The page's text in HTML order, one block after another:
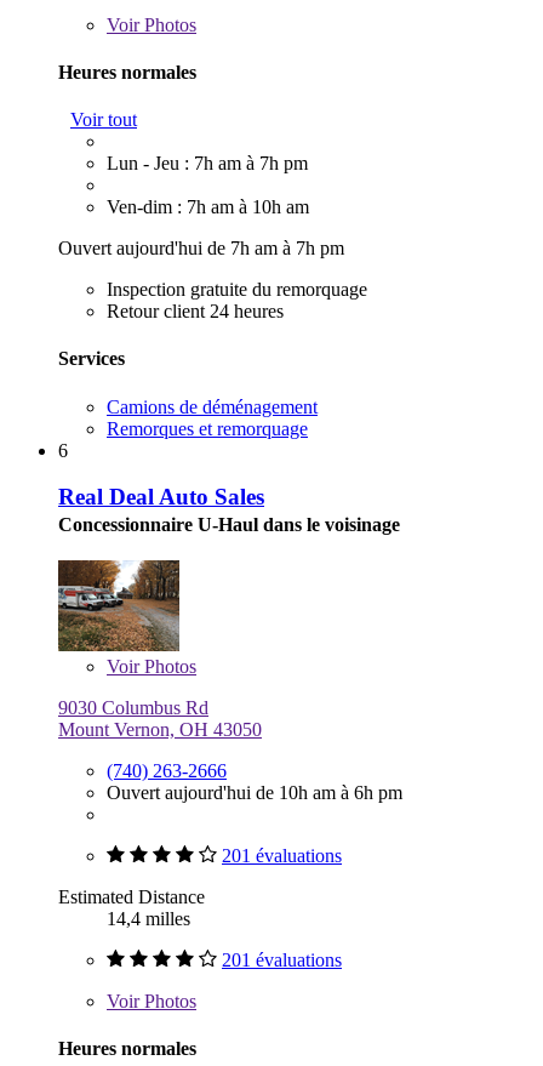
VoirPhotos
Heures normales
Voir tout
Lun - Jeu : 7h am à 7h pm
Ven-dim : 7h am à 10h am
Ouvert aujourd'hui de 7h am à 7h pm
Inspection gratuite du remorquage
Retour client 24 heures
Services
Camions de déménagement
Remorques et remorquage
6
Real Deal Auto Sales
Concessionnaire U-Haul dans le voisinage
VoirPhotos
9030 Columbus Rd
Mount Vernon, OH 43050
(740) 263-2666
Ouvert aujourd'hui de 10h am à 6h pm
201 évaluations
Estimated Distance
14,4 milles
201 évaluations
VoirPhotos
Heures normales